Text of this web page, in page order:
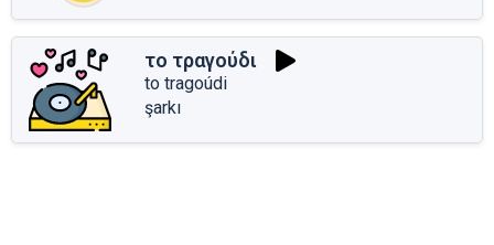
το τραγούδι
to tragoúdi
şarkı